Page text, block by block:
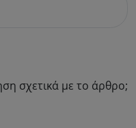
σχετικά με το άρθρο;